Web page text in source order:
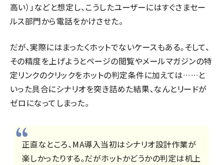
高い）」などと想定し、こうしたユーザーにはすぐさまセー
ルス部門から電話をかけさせた。
だが、実際にはまったくホットでないケースもある。そして、
その精度を上げようとページの閲覧やメールマガジンの特
定リンクのクリックをホットの判定条件に加えては……と
いった具合にシナリオを突き詰めた結果、なんとリードが
ゼロになってしまった。
正直なところ、MA導入当初はシナリオ設計作業が
楽しかったりする。だがホットかどうかの判定は机上